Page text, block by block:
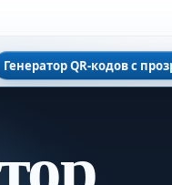
Генератор QR-кодов с